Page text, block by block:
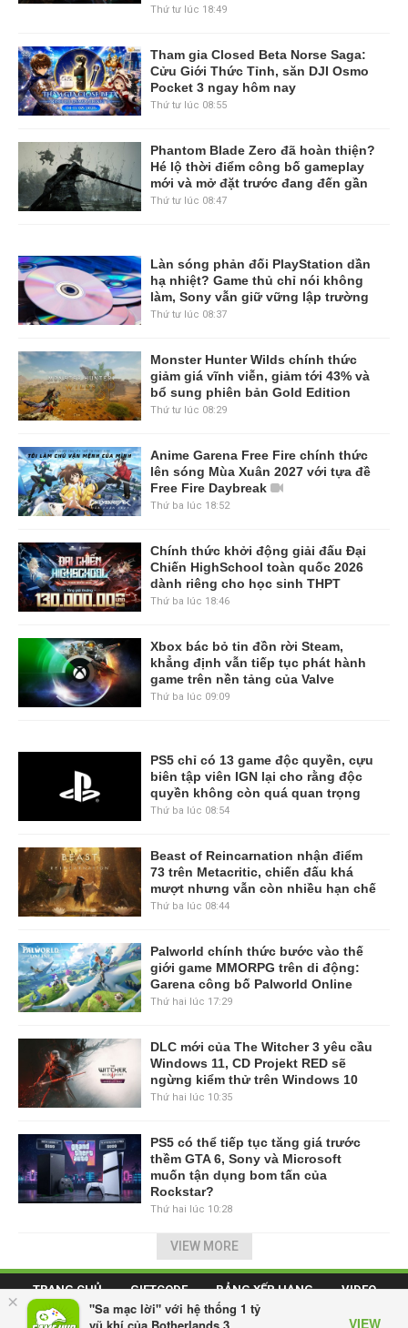
×
"Sa mạc lời" với hệ thống 1 tỷ
VIEW
Thứ tư lúc 18:49
Tham gia Closed Beta Norse Saga:
Cửu Giới Thức Tỉnh, săn DJI Osmo
Pocket 3 ngay hôm nay
Thứ tư lúc 08:55
Phantom Blade Zero đã hoàn thiện?
Hé lộ thời điểm công bố gameplay
mới và mở đặt trước đang đến gần
Thứ tư lúc 08:47
Làn sóng phản đối PlayStation dần
hạ nhiệt? Game thủ chỉ nói không
làm, Sony vẫn giữ vững lập trường
Thứ tư lúc 08:37
Monster Hunter Wilds chính thức
giảm giá vĩnh viễn, giảm tới 43% và
bổ sung phiên bản Gold Edition
Thứ tư lúc 08:29
Anime Garena Free Fire chính thức
lên sóng Mùa Xuân 2027 với tựa đề
Free Fire Daybreak
Thứ ba lúc 18:52
Chính thức khởi động giải đấu Đại
Chiến HighSchool toàn quốc 2026
dành riêng cho học sinh THPT
Thứ ba lúc 18:46
Xbox bác bỏ tin đồn rời Steam,
khẳng định vẫn tiếp tục phát hành
game trên nền tảng của Valve
Thứ ba lúc 09:09
PS5 chỉ có 13 game độc quyền, cựu
biên tập viên IGN lại cho rằng độc
quyền không còn quá quan trọng
Thứ ba lúc 08:54
Beast of Reincarnation nhận điểm
73 trên Metacritic, chiến đấu khá
mượt nhưng vẫn còn nhiều hạn chế
Thứ ba lúc 08:44
Palworld chính thức bước vào thế
giới game MMORPG trên di động:
Garena công bố Palworld Online
Thứ hai lúc 17:29
DLC mới của The Witcher 3 yêu cầu
Windows 11, CD Projekt RED sẽ
ngừng kiểm thử trên Windows 10
Thứ hai lúc 10:35
PS5 có thể tiếp tục tăng giá trước
thềm GTA 6, Sony và Microsoft
muốn tận dụng bom tấn của
Rockstar?
Thứ hai lúc 10:28
VIEW MORE
TRANG CHỦ GIFTCODE BẢNG XẾP HẠNG VIDEO
SỰ KIỆN GAME CÔNG NGHỆ GAME MOBILE